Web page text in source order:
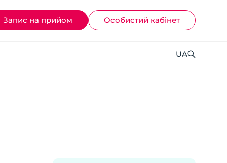
Запис на прийом Ocoбистий кабінет
UA